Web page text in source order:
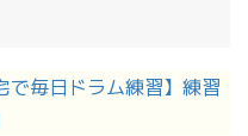
で毎日ドラム練習】練習